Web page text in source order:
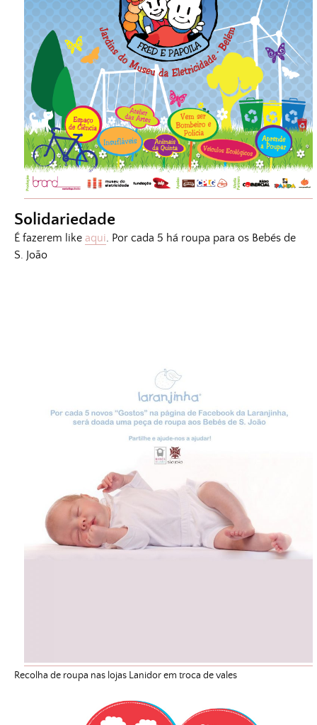
Solidariedade
É fazerem like aqui. Por cada 5 há roupa para os Bebés de
S. João
Recolha de roupa nas lojas Lanidor em troca de vales